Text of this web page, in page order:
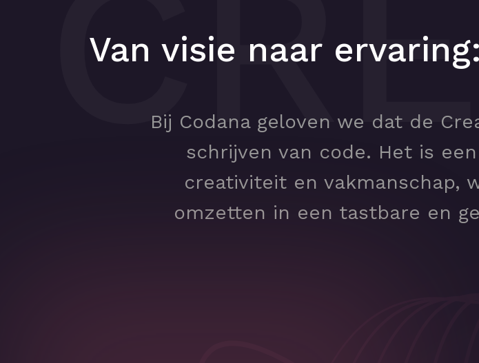
Van visie naar
Bij Codana geloven we dat de
schrijven van code. Het is
creativiteit en vakmanschap,
omzetten in een tastbare en